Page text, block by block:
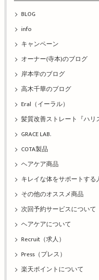
BLOG
info
キャンペーン
オーナー(寺本)のブログ
岸本学のブログ
高木千華のブログ
Eral（イーラル）
髪質改善ストレート『ハリ
GRACE LAB.
COTA製品
ヘアケア商品
キレイな体をサポートす
その他のオススメ商品
次回予約サービスについて
ヘアケアについて
Recruit（求人）
Press（プレス）
楽天ポイントについて